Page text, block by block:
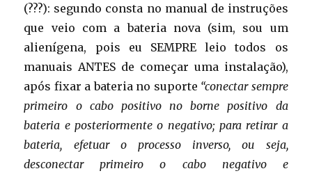
(???): segundo consta no manual de instruções
que veio com a bateria nova (sim, sou um
alienígena, pois eu SEMPRE leio todos os
manuais ANTES de começar uma instalação),
após fixar a bateria no suporte “conectar sempre
primeiro o cabo positivo no borne positivo da
bateria e posteriormente o negativo; para retirar a
bateria, efetuar o processo inverso, ou seja,
desconectar primeiro o cabo negativo e